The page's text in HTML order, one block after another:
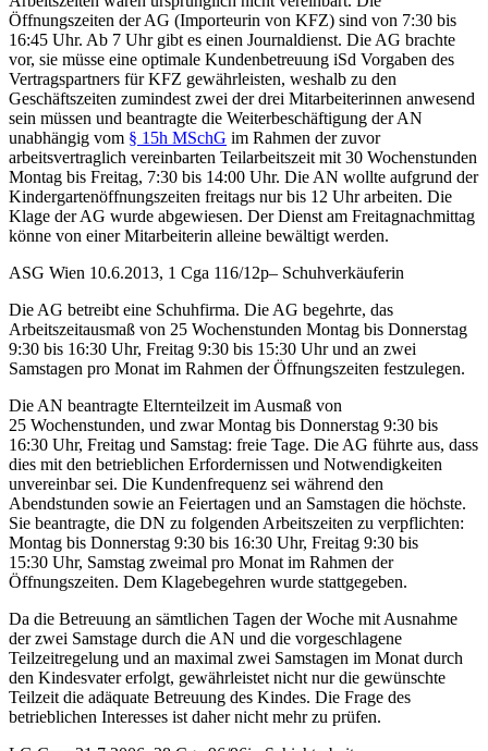
Öffnungszeiten der AG (Importeurin von KFZ) sind von 7:30 bis
16:45 Uhr. Ab 7 Uhr gibt es einen Journaldienst. Die AG brachte
vor, sie müsse eine optimale Kundenbetreuung iSd Vorgaben des
Vertragspartners für KFZ gewährleisten, weshalb zu den
Geschäftszeiten zumindest zwei der drei Mitarbeiterinnen anwesend
sein müssen und beantragte die Weiterbeschäftigung der AN
unabhängig vom § 15h MSchG im Rahmen der zuvor
arbeitsvertraglich vereinbarten Teilarbeitszeit mit 30 Wochenstunden
Montag bis Freitag, 7:30 bis 14:00 Uhr. Die AN wollte aufgrund der
Kindergartenöffnungszeiten freitags nur bis 12 Uhr arbeiten. Die
Klage der AG wurde abgewiesen. Der Dienst am Freitagnachmittag
könne von einer Mitarbeiterin alleine bewältigt werden.
ASG Wien 10.6.2013, 1 Cga 116/12p– Schuhverkäuferin
Die AG betreibt eine Schuhfirma. Die AG begehrte, das
Arbeitszeitausmaß von 25 Wochenstunden Montag bis Donnerstag
9:30 bis 16:30 Uhr, Freitag 9:30 bis 15:30 Uhr und an zwei
Samstagen pro Monat im Rahmen der Öffnungszeiten festzulegen.
Die AN beantragte Elternteilzeit im Ausmaß von
25 Wochenstunden, und zwar Montag bis Donnerstag 9:30 bis
16:30 Uhr, Freitag und Samstag: freie Tage. Die AG führte aus, dass
dies mit den betrieblichen Erfordernissen und Notwendigkeiten
unvereinbar sei. Die Kundenfrequenz sei während den
Abendstunden sowie an Feiertagen und an Samstagen die höchste.
Sie beantragte, die DN zu folgenden Arbeitszeiten zu verpflichten:
Montag bis Donnerstag 9:30 bis 16:30 Uhr, Freitag 9:30 bis
15:30 Uhr, Samstag zweimal pro Monat im Rahmen der
Öffnungszeiten. Dem Klagebegehren wurde stattgegeben.
Da die Betreuung an sämtlichen Tagen der Woche mit Ausnahme
der zwei Samstage durch die AN und die vorgeschlagene
Teilzeitregelung und an maximal zwei Samstagen im Monat durch
den Kindesvater erfolgt, gewährleistet nicht nur die gewünschte
Teilzeit die adäquate Betreuung des Kindes. Die Frage des
betrieblichen Interesses ist daher nicht mehr zu prüfen.